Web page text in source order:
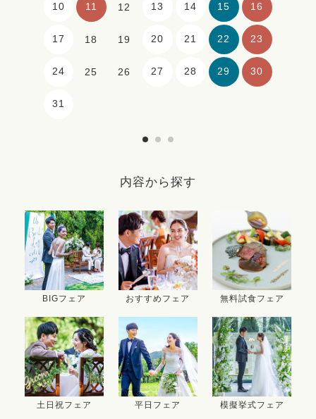
10 11 12 13 14 15 16
17 18 19 20 21 22 23
24 25 26 27 28 29 30
31
内容から探す
BIGフェア おすすめフェア 無料試食フェア
土日祝フェア 平日フェア 模擬挙式フェア